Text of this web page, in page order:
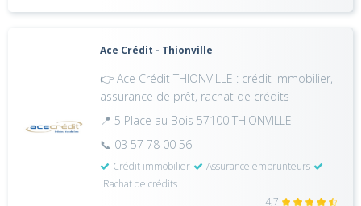
Ace Crédit - Thionville
👉 Ace Crédit THIONVILLE : crédit immobilier,
assurance de prêt, rachat de crédits
📍 5 Place au Bois 57100 THIONVILLE
📞 03 57 78 00 56
Crédit immobilier
Assurance emprunteurs
Rachat de crédits
4,7